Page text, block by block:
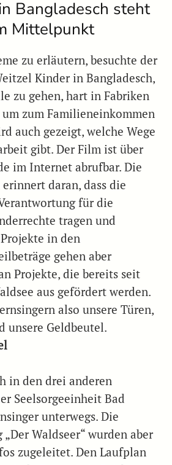
Bangladesch steht
Mittelpunkt
zu erläutern, besuchte der
Kinder in Bangladesch,
zu gehen, hart in Fabriken
zum Familieneinkommen
auch gezeigt, welche Wege
gibt. Der Film ist über
im Internet abrufbar. Die
daran, dass die
für die
tragen und
in den
gehen aber
Projekte, die bereits seit
aus gefördert werden.
also unsere Türen,
unsere Geldbeutel.
in den drei anderen
Seelsorgeeinheit Bad
unterwegs. Die
Waldseer“ wurden aber
zugeleitet. Den Laufplan